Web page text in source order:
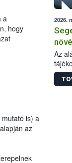
a
hogy
is) a
az
2026.
Az